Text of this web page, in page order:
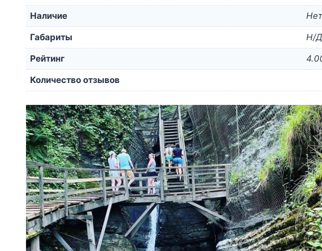
Наличие
Габариты Н/Д
Рейтинг
Количество отзывов